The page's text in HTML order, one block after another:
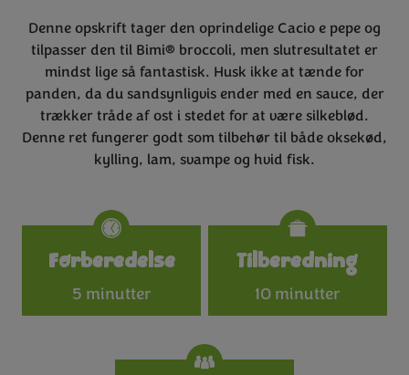
Denne opskrift tager den oprindelige Cacio e pepe og
tilpasser den til Bimi® broccoli, men slutresultatet er
mindst lige så fantastisk. Husk ikke at tænde for
panden, da du sandsynligvis ender med en sauce, der
trækker tråde af ost i stedet for at være silkeblød.
Denne ret fungerer godt som tilbehør til både oksekød,
kylling, lam, svampe og hvid fisk.
Specifications
Forberedelse
5 minutter
Tilberedning
10 minutter